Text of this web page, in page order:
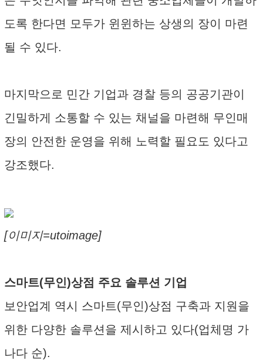
도록 한다면 모두가 윈윈하는 상생의 장이 마련
될 수 있다.
마지막으로 민간 기업과 경찰 등의 공공기관이
긴밀하게 소통할 수 있는 채널을 마련해 무인매
장의 안전한 운영을 위해 노력할 필요도 있다고
강조했다.
[이미지=utoimage]
스마트(무인)상점 주요 솔루션 기업
보안업계 역시 스마트(무인)상점 구축과 지원을
위한 다양한 솔루션을 제시하고 있다(업체명 가
나다 순).